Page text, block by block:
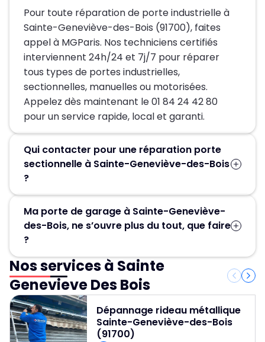
Pour toute réparation de porte industrielle à
Sainte-Geneviève-des-Bois (91700), faites
appel à MGParis. Nos techniciens certifiés
interviennent 24h/24 et 7j/7 pour réparer
tous types de portes industrielles,
sectionnelles, manuelles ou motorisées.
Appelez dès maintenant le 01 84 24 42 80
pour un service rapide, local et garanti.
Qui contacter pour une réparation porte
sectionnelle à Sainte-Geneviève-des-Bois
?
Sainte-Geneviève-des-Bois (91700), appelez
MGParis au 01 84 24 42 80 ! Nos serruriers
assurent un dépannage rapide et efficace en
30 minutes, 24h/24 et 7j/7, même les
dimanches les jours féries.
Ma porte de garage à Sainte-Geneviève-
des-Bois, ne s’ouvre plus du tout, que faire
?
Faites appel à MGParis au 01 84 24 42 80 pour
un service rapide, fiable et professionnel et
pour garantir un devis gratuit et des conseils
personnalisés.
Nos services à Sainte
Genevieve Des Bois
Dépannage rideau métallique
Sainte-Geneviève-des-Bois
(91700)